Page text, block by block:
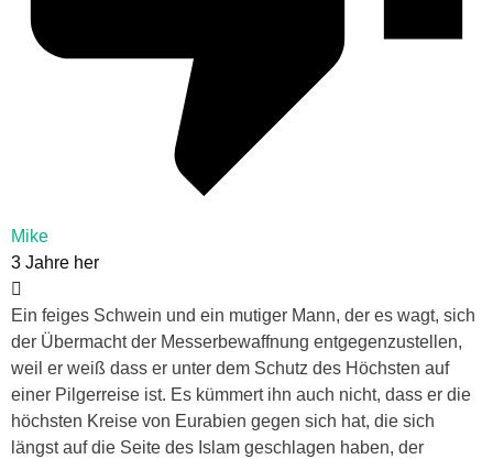
Mike
3 Jahre her
Ein feiges Schwein und ein mutiger Mann, der es wagt, sich
der Übermacht der Messerbewaffnung entgegenzustellen,
weil er weiß dass er unter dem Schutz des Höchsten auf
einer Pilgerreise ist. Es kümmert ihn auch nicht, dass er die
höchsten Kreise von Eurabien gegen sich hat, die sich
längst auf die Seite des Islam geschlagen haben, der